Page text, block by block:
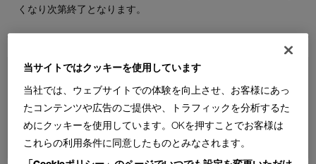
CATALOGUES
ONLINE STORE
くなり次第終了となります。
並べ替え：
当サイトではクッキーを使用しています
当社では、ウェブサイトでの体験を向上させ、お客様にあっ
たコンテンツや広告のご提供や、トラフィックを分析するた
めにクッキーを使用しています。OKを押すことでお客様は
これらの利用条件に同意したものとみなされます。